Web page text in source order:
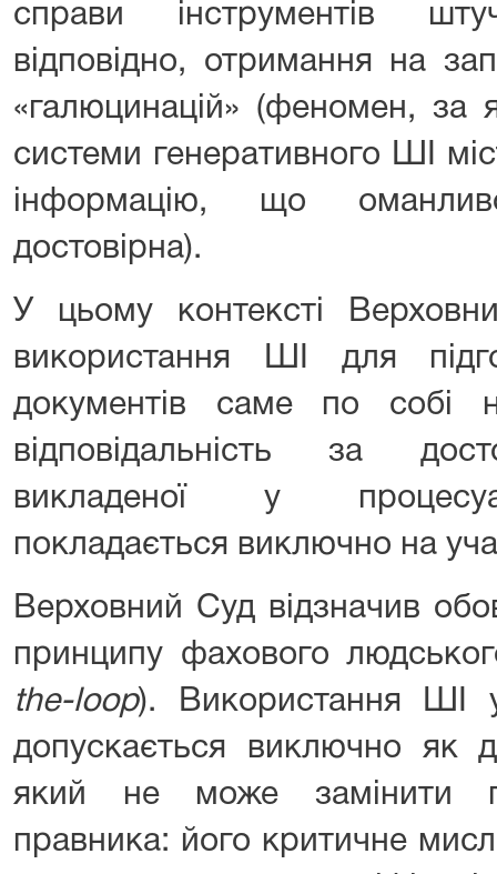
справи інструментів
відповідно, отримання на
«галюцинацій» (феномен, за
системи генеративного ШІ
інформацію, що
достовірна).
У цьому контексті
використання ШІ для
документів саме по собі
відповідальність за
викладеної у
покладається виключно на
Верховний Суд відзначив
принципу фахового
the-loop). Використання ШІ у
допускається виключно як
який не може замінити
правника: його критичне